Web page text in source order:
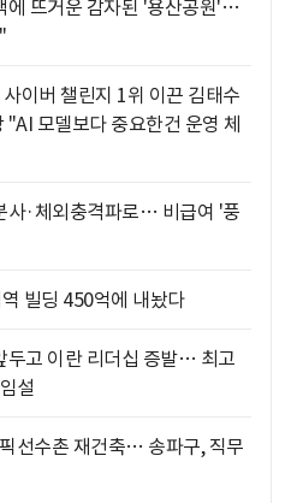
에 뜨거운 감자된 '용산공원'…
이버 챌린지 1위 이끈 김태수
"AI 모델보다 중요한건 운영 체
사·체외충격파로… 비급여 '풍
빌딩 450억에 내놨다
두고 이란 리더십 증발… 최고
설
선수촌 재건축… 송파구, 직무